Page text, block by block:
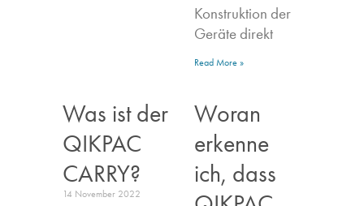
Konstruktion der
Geräte direkt
Read More »
Was ist der
QIKPAC
CARRY?
14 November 2022
Woran
erkenne
ich, dass